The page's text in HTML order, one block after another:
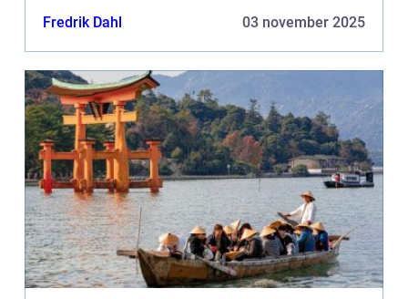
Fredrik Dahl 03 november 2025